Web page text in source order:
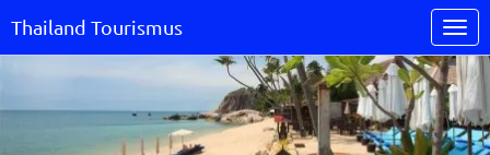
Thailand Tourismus